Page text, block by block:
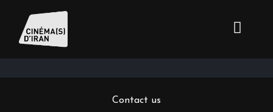
Inscrivez-vous à notre newsletter
Contact us